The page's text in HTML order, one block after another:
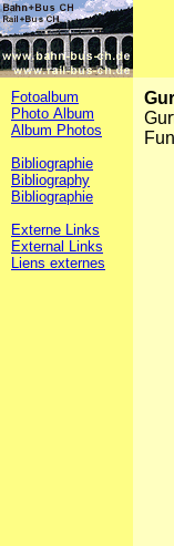
Fotoalbum
Photo Album
Album Photos
Bibliographie
Bibliography
Bibliographie
Externe Links
External Links
Liens externes